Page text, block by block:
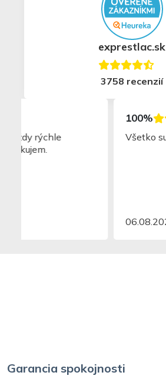
exprestlac.sk
3758 recenzií
Všetko super a rýchlo
Garancia spokojnosti